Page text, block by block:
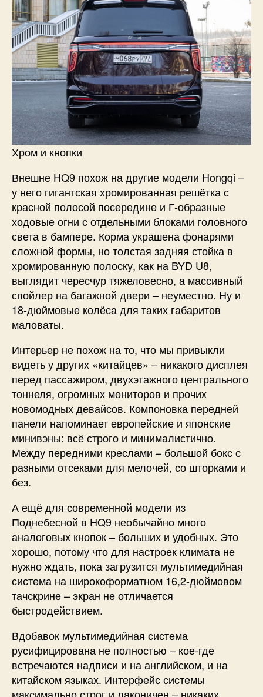
Хром и кнопки
Внешне HQ9 похож на другие модели Hongqi –
у него гигантская хромированная решётка с
красной полосой посередине и Г-образные
ходовые огни с отдельными блоками головного
света в бампере. Корма украшена фонарями
сложной формы, но толстая задняя стойка в
хромированную полоску, как на BYD U8,
выглядит чересчур тяжеловесно, а массивный
спойлер на багажной двери – неуместно. Ну и
18-дюймовые колёса для таких габаритов
маловаты.
Интерьер не похож на то, что мы привыкли
видеть у других «китайцев» – никакого дисплея
перед пассажиром, двухэтажного центрального
тоннеля, огромных мониторов и прочих
новомодных девайсов. Компоновка передней
панели напоминает европейские и японские
минивэны: всё строго и минималистично.
Между передними креслами – большой бокс с
разными отсеками для мелочей, со шторками и
без.
А ещё для современной модели из
Поднебесной в HQ9 необычайно много
аналоговых кнопок – больших и удобных. Это
хорошо, потому что для настроек климата не
нужно ждать, пока загрузится мультимедийная
система на широкоформатном 16,2-дюймовом
тачскрине – экран не отличается
быстродействием.
Вдобавок мультимедийная система
русифицирована не полностью – кое-где
встречаются надписи и на английском, и на
китайском языках. Интерфейс системы